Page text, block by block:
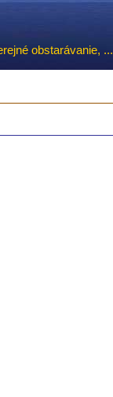
obstarávanie, ...